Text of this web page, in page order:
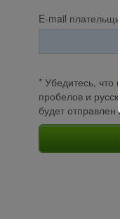
E-mail
* Убедитесь, что
пробелов и
будет